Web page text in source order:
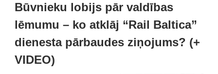
Būvnieku lobijs pār valdības
lēmumu – ko atklāj “Rail Baltica”
dienesta pārbaudes ziņojums? (+
VIDEO)